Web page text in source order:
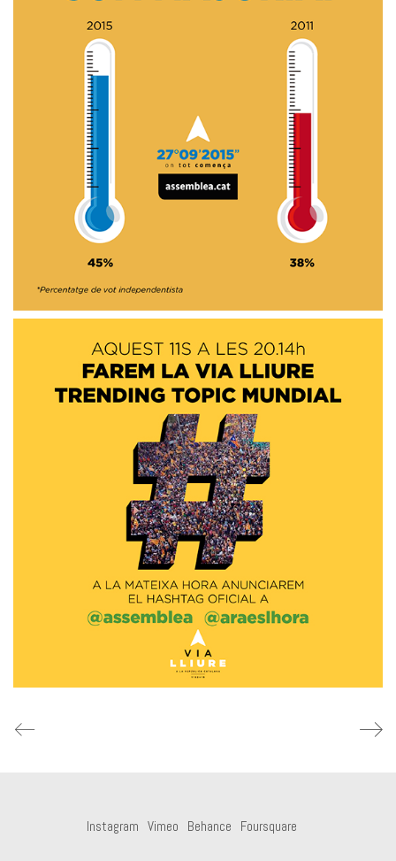
Instagram Vimeo Behance Foursquare